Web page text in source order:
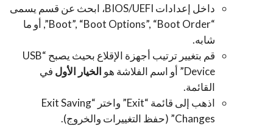
داخل إعدادات BIOS/UEFI، ابحث عن قسم يسمى
“Boot”, “Boot Options”, “Boot Order”, أو ما
شابه.
قم بتغيير ترتيب أجهزة الإقلاع بحيث يصبح “USB
Device” أو اسم الفلاشة هو
الخيار الأول في
القائمة.
اذهب إلى قائمة “Exit” واختر “Exit Saving
Changes” (حفظ التغييرات والخروج).